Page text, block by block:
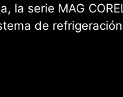
serie MAG
de